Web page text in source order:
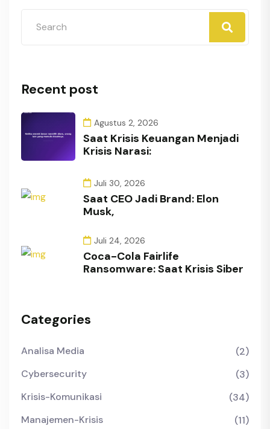
Recent post
Agustus 2, 2026
Saat Krisis Keuangan Menjadi
Krisis Narasi:
Juli 30, 2026
Saat CEO Jadi Brand: Elon
Musk,
Juli 24, 2026
Coca-Cola Fairlife
Ransomware: Saat Krisis Siber
Categories
Analisa Media
(2)
Cybersecurity
(3)
Krisis-Komunikasi
(34)
Manajemen-Krisis
(11)